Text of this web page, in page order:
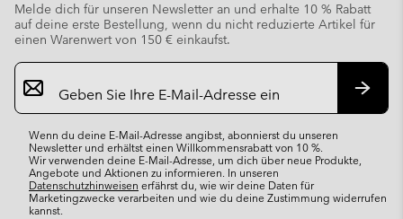
Melde dich für unseren Newsletter an und erhalte 10 % Rabatt
auf deine erste Bestellung, wenn du nicht reduzierte Artikel für
einen Warenwert von 150 € einkaufst.
Newsletter-
Anmeldung
Wenn du deine E-Mail-Adresse angibst, abonnierst du unseren
Newsletter und erhältst einen Willkommensrabatt von 10 %.
Wir verwenden deine E-Mail-Adresse, um dich über neue Produkte,
Angebote und Aktionen zu informieren. In unseren
Datenschutzhinweisen erfährst du, wie wir deine Daten für
Marketingzwecke verarbeiten und wie du deine Zustimmung widerrufen
kannst.